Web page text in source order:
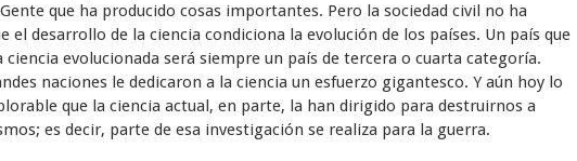
que ha producido cosas importantes. Pero la sociedad civil no ha
el desarrollo de la ciencia condiciona la evolución de los países. Un país que
ciencia evolucionada será siempre un país de tercera o cuarta categoría.
naciones le dedicaron a la ciencia un esfuerzo gigantesco. Y aún hoy lo
que la ciencia actual, en parte, la han dirigido para destruirnos a
es decir, parte de esa investigación se realiza para la guerra.